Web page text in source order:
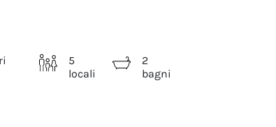
5
locali
2
bagni